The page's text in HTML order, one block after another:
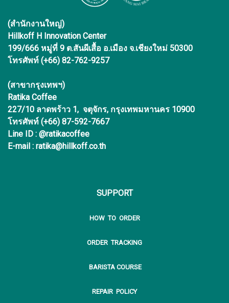
(สำนักงานใหญ่)
Hillkoff H Innovation Center
199/666 หมู่ที่ 9 ต.สันผีเสื้อ อ.เมือง จ.เชียงใหม่ 50300
โทรศัพท์ (+66) 82-762-9257
(สาขากรุงเทพฯ)
Ratika Coffee
227/10 ลาดพร้าว 1, จตุจักร, กรุงเทพมหานคร 10900
โทรศัพท์ (+66) 87-592-7667
Line ID : @ratikacoffee
E-mail : ratika@hillkoff.co.th
SUPPORT
HOW TO ORDER
ORDER TRACKING
BARISTA COURSE
REPAIR POLICY